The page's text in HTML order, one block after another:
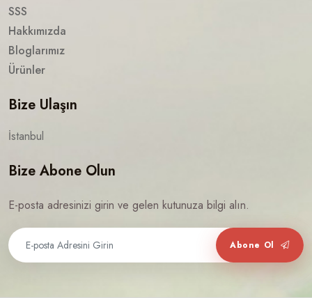
SSS
Hakkımızda
Bloglarımız
Ürünler
Bize Ulaşın
İstanbul
Bize Abone Olun
E-posta adresinizi girin ve gelen kutunuza bilgi alın.
Abone Ol